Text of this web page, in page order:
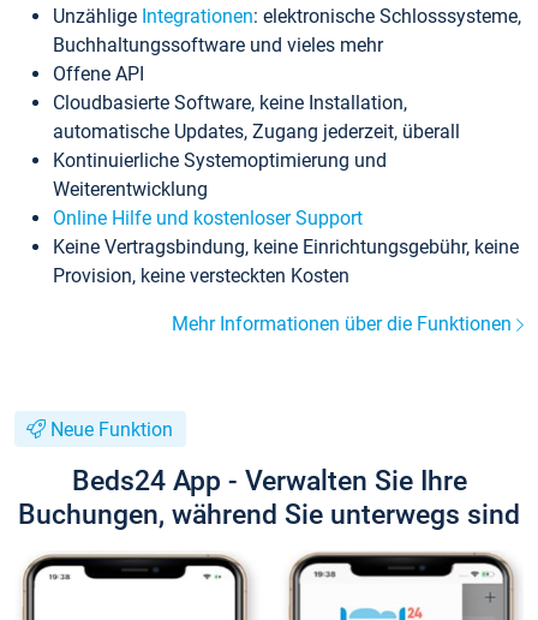
Unzählige Integrationen: elektronische Schlosssysteme,
Buchhaltungssoftware und vieles mehr
Offene API
Cloudbasierte Software, keine Installation,
automatische Updates, Zugang jederzeit, überall
Kontinuierliche Systemoptimierung und
Weiterentwicklung
Online Hilfe und kostenloser Support
Keine Vertragsbindung, keine Einrichtungsgebühr, keine
Provision, keine versteckten Kosten
Mehr Informationen über die Funktionen
Neue Funktion
Beds24 App - Verwalten Sie Ihre
Buchungen, während Sie unterwegs sind